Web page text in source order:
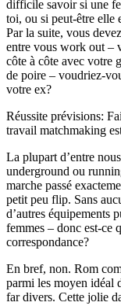
difficile savoir si une
toi, ou si peut-être elle
Par la suite, vous
entre vous work out –
côte à côte avec votre
de poire – voudriez-
votre ex?
Réussite prévisions:
travail matchmaking
La plupart d’entre
underground ou
marche passé
petit peu flip. Sans
d’autres équipements
femmes – donc est-ce
correspondance?
En bref, non. Rom
parmi les moyen idéal
far divers. Cette jolie